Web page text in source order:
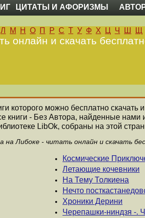
ЦИТАТЫ И АФОРИЗМЫ
Л М Н О П Р С Т У Ф Х Ц Ч Ш Щ
онлайн и скачать
которого можно бесплатно скачать
книги - Без Автора, найденные нами
LibOk, собраны на этой
на Либоке - читать онлайн и скачать
Космические
Летающие кочевники
На Тему Толкиена
Нечто
Хроники Дерини
Черепашки-ниндзя -.